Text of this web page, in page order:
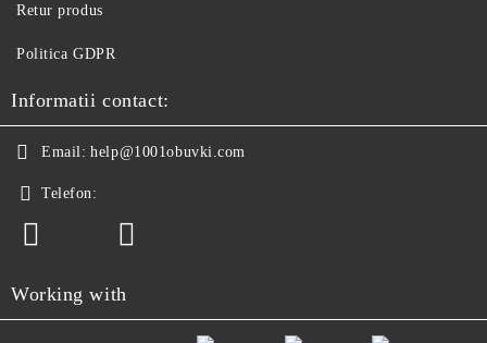
Retur produs
Politica GDPR
Informatii contact:
Email: help@1001obuvki.com
Telefon:
Working with